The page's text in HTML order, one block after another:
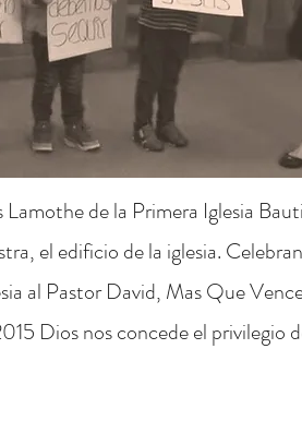
de la Primera Iglesia
el edificio de la iglesia.
al Pastor David, Mas Que
Dios nos concede el privilegio